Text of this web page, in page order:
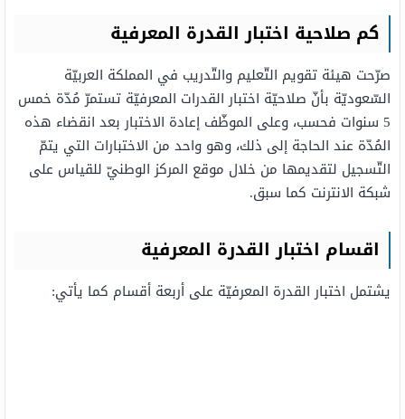
كم صلاحية اختبار القدرة المعرفية
صرّحت هيئة تقويم التّعليم والتّدريب في المملكة العربيّة
السّعوديّة بأنّ صلاحيّة اختبار القدرات المعرفيّة تستمرّ مُدّة خمس
5 سنوات فحسب، وعلى الموظّف إعادة الاختبار بعد انقضاء هذه
المُدّة عند الحاجة إلى ذلك، وهو واحد من الاختبارات التي يتمّ
التّسجيل لتقديمها من خلال موقع المركز الوطنيّ للقياس على
شبكة الانترنت كما سبق.
اقسام اختبار القدرة المعرفية
يشتمل اختبار القدرة المعرفيّة على أربعة أقسام كما يأتي: